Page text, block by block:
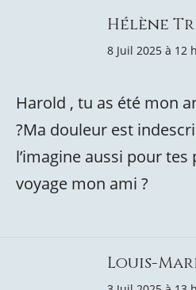
Hélène
8 Juil 2025 à 12
Harold , tu as été mon
?Ma douleur est
l’imagine aussi pour tes
voyage mon ami ?
Louis-